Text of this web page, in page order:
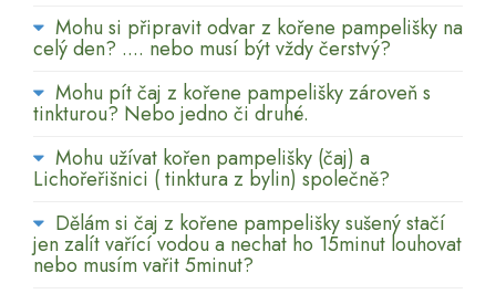
Mohu si připravit odvar z kořene pampelišky na
celý den? .... nebo musí být vždy čerstvý?
Mohu pít čaj z kořene pampelišky zároveň s
tinkturou? Nebo jedno či druhé.
Mohu užívat kořen pampelišky (čaj) a
Lichořeřišnici ( tinktura z bylin) společně?
Dělám si čaj z kořene pampelišky sušený stačí
jen zalít vařící vodou a nechat ho 15minut louhovat
nebo musím vařit 5minut?